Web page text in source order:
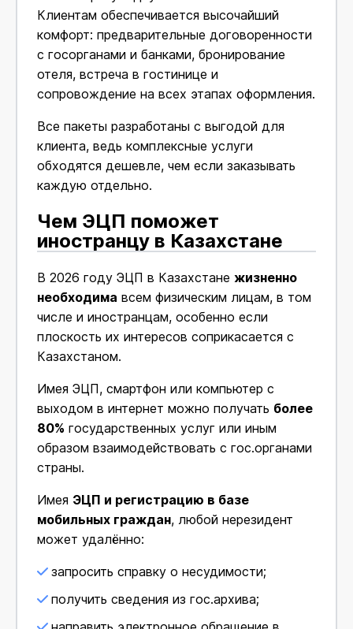
Клиентам обеспечивается высочайший
комфорт: предварительные договоренности
с госорганами и банками, бронирование
отеля, встреча в гостинице и
сопровождение на всех этапах оформления.
Все пакеты разработаны с выгодой для
клиента, ведь комплексные услуги
обходятся дешевле, чем если заказывать
каждую отдельно.
Чем ЭЦП поможет
иностранцу в Казахстане
В 2026 году ЭЦП в Казахстане жизненно
необходима всем физическим лицам, в том
числе и иностранцам, особенно если
плоскость их интересов соприкасается с
Казахстаном.
Имея ЭЦП, смартфон или компьютер с
выходом в интернет можно получать более
80% государственных услуг или иным
образом взаимодействовать с гос.органами
страны.
Имея ЭЦП и регистрацию в базе
мобильных граждан, любой нерезидент
может удалённо:
запросить справку о несудимости;
получить сведения из гос.архива;